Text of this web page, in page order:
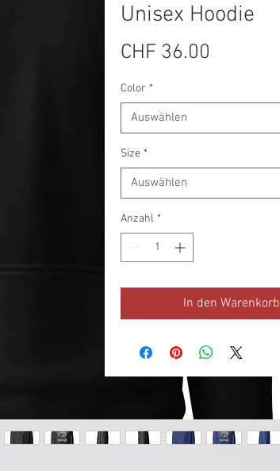
Unisex Hoodie
CHF 36.00
Color *
Auswählen
Size *
Auswählen
Anzahl *
In den Warenkorb